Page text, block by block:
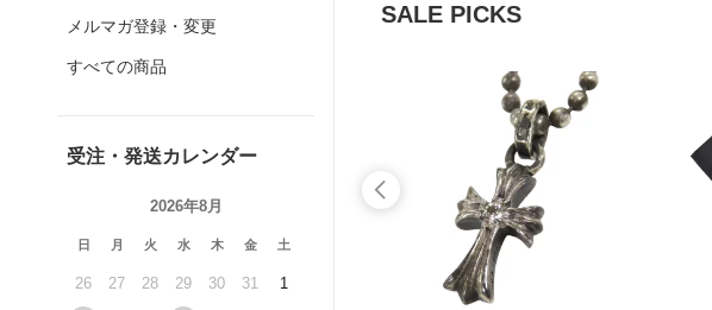
メルマガ登録・変更
すべての商品
受注・発送カレンダー
2026年8月
日 月 火 水 木 金 土
26 27 28 29 30 31 1
SALE PICKS